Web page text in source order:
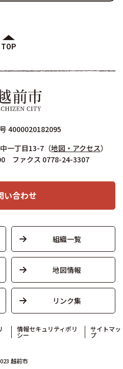
TOP
4000020182095
一丁目13-7 （地図・アクセス）
ファクス 0778-24-3307
い合わせ
組織一覧
地図情報
リンク集
情報セキュリティポリ
シー
サイトマッ
プ
越前市